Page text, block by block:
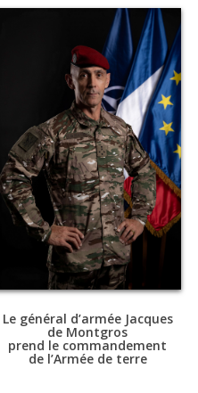
Le général d’armée Jacques
de Montgros
prend le commandement
de l’Armée de terre